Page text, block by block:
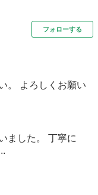
フォローする
。 よろしくお願い
ました。 丁寧に